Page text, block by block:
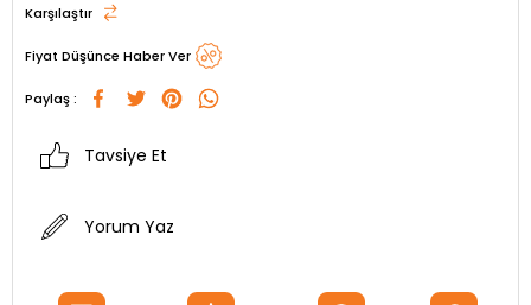
Karşılaştır
Fiyat Düşünce Haber Ver
Paylaş :
Tavsiye Et
Yorum Yaz